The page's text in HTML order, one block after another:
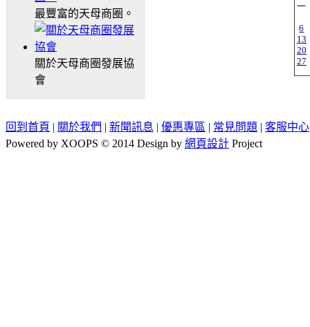
最豐富的天母商圈。
關於天母商圈發展協
會
一
6
13
20
27
回到首頁 | 關於我們 | 新聞訊息 | 優惠專區 | 常見問題 | 客服中心
Powered by XOOPS © 2014 Design by 網頁設計 Project